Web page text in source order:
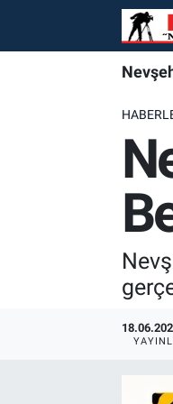
Foto Galeri
Nevşehir'de
Nevşehir'de
Nevşehir'de
Nöbetçi
Hava Durumu
Trafik Durumu
Süper Lig Puan
Tüm Manşetler
Son Dakika
Haber Arşivi